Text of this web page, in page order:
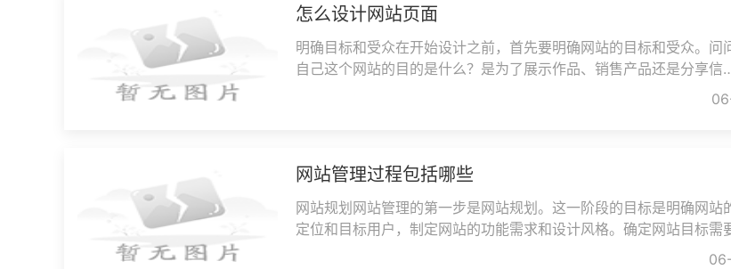
怎么设计网站页面
明确目标和受众在开始设计之前，首先要明确网站的目标和受众。问
自己这个网站的目的是什么？是为了展示作品、销售产品还是分享信
网站管理过程包括哪些
网站规划网站管理的第一步是网站规划。这一阶段的目标是明确网站
定位和目标用户，制定网站的功能需求和设计风格。确定网站目标需